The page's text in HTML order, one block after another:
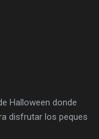
Halloween donde
disfrutar los peques